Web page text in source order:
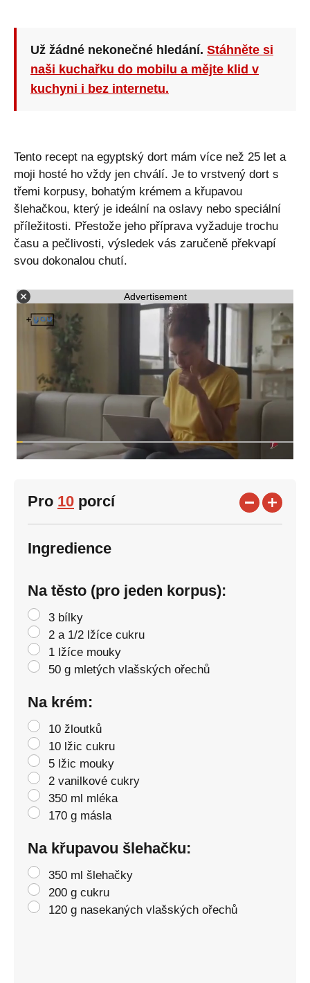
Už žádné nekonečné hledání. Stáhněte si
naši kuchařku do mobilu a mějte klid v
kuchyni i bez internetu.
Tento recept na egyptský dort mám více než 25 let a
moji hosté ho vždy jen chválí. Je to vrstvený dort s
třemi korpusy, bohatým krémem a křupavou
šlehačkou, který je ideální na oslavy nebo speciální
příležitosti. Přestože jeho příprava vyžaduje trochu
času a pečlivosti, výsledek vás zaručeně překvapí
svou dokonalou chutí.
Advertisement
Pro 10 porcí
Ingredience
Na těsto (pro jeden korpus):
3 bílky
2 a 1/2 lžíce cukru
1 lžíce mouky
50 g mletých vlašských ořechů
Na krém:
10 žloutků
10 lžic cukru
5 lžic mouky
2 vanilkové cukry
350 ml mléka
170 g másla
Na křupavou šlehačku:
350 ml šlehačky
200 g cukru
120 g nasekaných vlašských ořechů